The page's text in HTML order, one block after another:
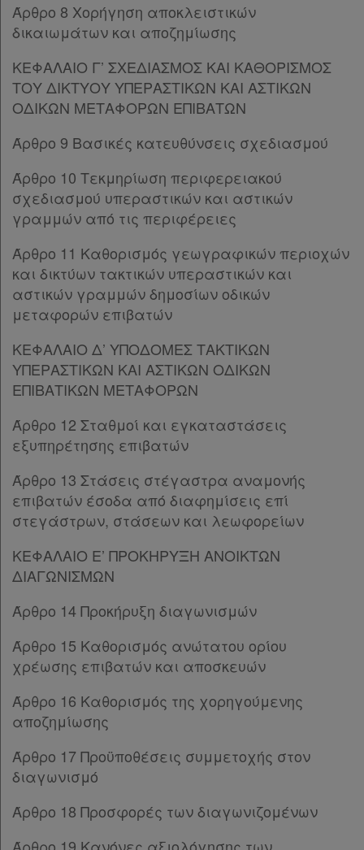
Χρήσιμα
Assistant
Νομολογία
Kodiko
Άρθρο 12 [-]
Παρ.1
Παρ.2
Παρ.3
Άρθρο 13 [-]
Παρ.1
Παρ.2
Παρ.3
Παρ.4
ΚΕΦΑΛΑΙΟ Ε [-]
Άρθρο 14 [-]
Παρ.2
Παρ.3
Παρ.4
Παρ.5
Παρ.6
Παρ.7
Παρ.8
Παρ.9
Άρθρο 15 [-]
Παρ.1
Παρ.3
Άρθρο 16 [-]
Παρ.1
Άρθρο 16Α
[-]
Παρ.1
Παρ.2
Παρ.3
Άρθρο 17 [-]
Παρ.1
Παρ.3
Άρθρο 18
Παρ.1
Παρ.2
Άρθρο 19
Παρ.1
Άρθρο 8 Χορήγηση αποκλειστικών
δικαιωμάτων και αποζημίωσης
ΚΕΦΑΛΑΙΟ Γ’ ΣΧΕΔΙΑΣΜΟΣ ΚΑΙ ΚΑΘΟΡΙΣΜΟΣ
ΤΟΥ ΔΙΚΤΥΟΥ ΥΠΕΡΑΣΤΙΚΩΝ ΚΑΙ ΑΣΤΙΚΩΝ
ΟΔΙΚΩΝ ΜΕΤΑΦΟΡΩΝ ΕΠΙΒΑΤΩΝ
Άρθρο 9 Βασικές κατευθύνσεις σχεδιασμού
Άρθρο 10 Τεκμηρίωση περιφερειακού
σχεδιασμού υπεραστικών και αστικών
γραμμών από τις περιφέρειες
Άρθρο 11 Καθορισμός γεωγραφικών περιοχών
και δικτύων τακτικών υπεραστικών και
αστικών γραμμών δημοσίων οδικών
μεταφορών επιβατών
ΚΕΦΑΛΑΙΟ Δ’ ΥΠΟΔΟΜΕΣ ΤΑΚΤΙΚΩΝ
ΥΠΕΡΑΣΤΙΚΩΝ ΚΑΙ ΑΣΤΙΚΩΝ ΟΔΙΚΩΝ
ΕΠΙΒΑΤΙΚΩΝ ΜΕΤΑΦΟΡΩΝ
Άρθρο 12 Σταθμοί και εγκαταστάσεις
εξυπηρέτησης επιβατών
Άρθρο 13 Στάσεις στέγαστρα αναμονής
επιβατών έσοδα από διαφημίσεις επί
στεγάστρων, στάσεων και λεωφορείων
ΚΕΦΑΛΑΙΟ Ε’ ΠΡΟΚΗΡΥΞΗ ΑΝΟΙΚΤΩΝ
ΔΙΑΓΩΝΙΣΜΩΝ
Άρθρο 14 Προκήρυξη διαγωνισμών
Άρθρο 15 Καθορισμός ανώτατου ορίου
χρέωσης επιβατών και αποσκευών
Άρθρο 16 Καθορισμός της χορηγούμενης
αποζημίωσης
Άρθρο 17 Προϋποθέσεις συμμετοχής στον
διαγωνισμό
Άρθρο 18 Προσφορές των διαγωνιζομένων